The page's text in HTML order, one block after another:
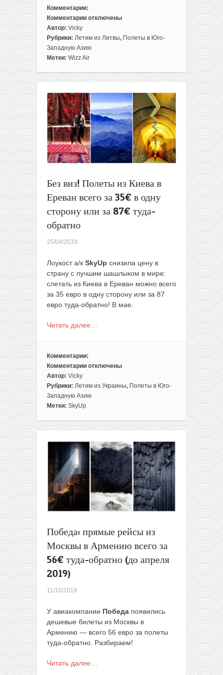
Комментарии:
Комментарии
к
записи
Прямые
рейсы
Вильнюса
Ереван
всего
за
35€
туда-
обратно
для
или
за
всем
отключены
Автор: Vicky
Рубрики: Летим из Литвы, Полеты в Юго-
Западную Азию
Метки: Wizz Air
Без виз! Полеты из Киева в
Ереван всего за 35€ в одну
сторону или за 87€ туда-
обратно
25/04/2019
Лоукост а/к SkyUp снизила цену в
страну с лучшим шашлыком в мире:
слетать из Киева в Ереван можно всего
за 35 евро в одну сторону или за 87
евро туда-обратно! В мае.
Читать далее…
Комментарии:
Комментарии
к
записи
Без
виз!
из
всего
за
35€
одну
за
87€
туда-
обратно
отключены
Автор: Vicky
Рубрики: Летим из Украины, Полеты в Юго-
Западную Азию
Метки: SkyUp
Победа: прямые рейсы из
Москвы в Армению всего за
56€ туда-обратно (до апреля
2019)
11/10/2018
У авиакомпании Победа появились
дешевые билеты из Москвы в
Армению — всего 56 евро за полеты
туда-обратно. Разбираем!
Читать далее…